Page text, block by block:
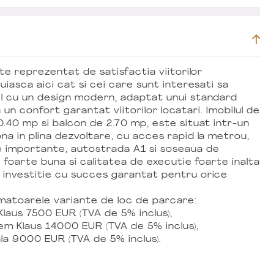
reprezentat de satisfactia viitorilor
aici cat si cei care sunt interesati sa
cu un design modern, adaptat unui standard
confort garantat viitorilor locatari. Imobilul de
mp si balcon de 2.70 mp, este situat intr-un
in plina dezvoltare, cu acces rapid la metrou,
autostrada A1 si soseaua de
buna si calitatea de executie foarte inalta
cu succes garantat pentru orice
variante de loc de parcare:
7500 EUR (TVA de 5% inclus),
14000 EUR (TVA de 5% inclus),
EUR (TVA de 5% inclus).